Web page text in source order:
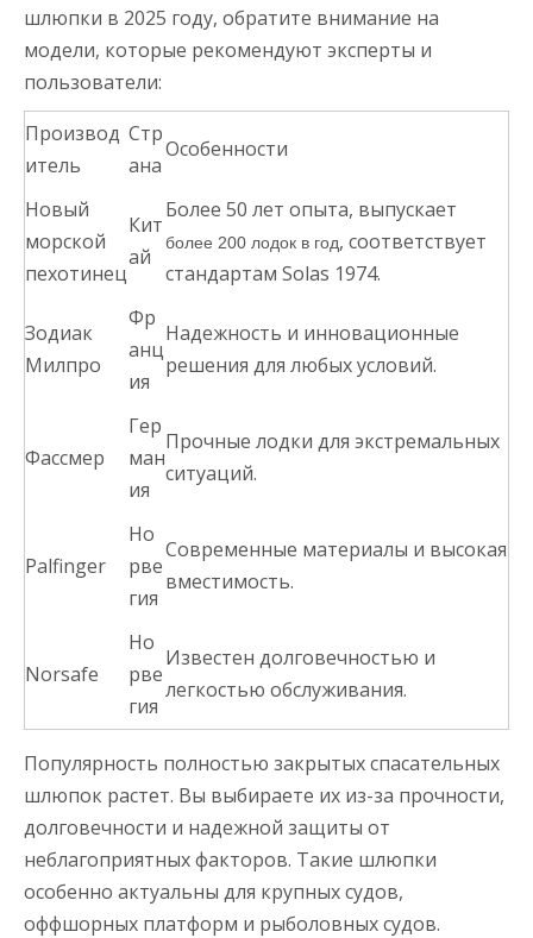
шлюпки в 2025 году, обратите внимание на
модели, которые рекомендуют эксперты и
пользователи:
Производ
итель
Стр
ана
Особенности
Новый
морской
пехотинец
Кит
ай
Более 50 лет опыта, выпускает
более 200 лодок в год, соответствует
стандартам Solas 1974.
Зодиак
Милпро
Фр
анц
ия
Надежность и инновационные
решения для любых условий.
Фассмер
Гер
ман
ия
Прочные лодки для экстремальных
ситуаций.
Palfinger
Но
рве
гия
Современные материалы и высокая
вместимость.
Norsafe
Но
рве
гия
Известен долговечностью и
легкостью обслуживания.
Популярность полностью закрытых спасательных
шлюпок растет. Вы выбираете их из-за прочности,
долговечности и надежной защиты от
неблагоприятных факторов. Такие шлюпки
особенно актуальны для крупных судов,
оффшорных платформ и рыболовных судов.